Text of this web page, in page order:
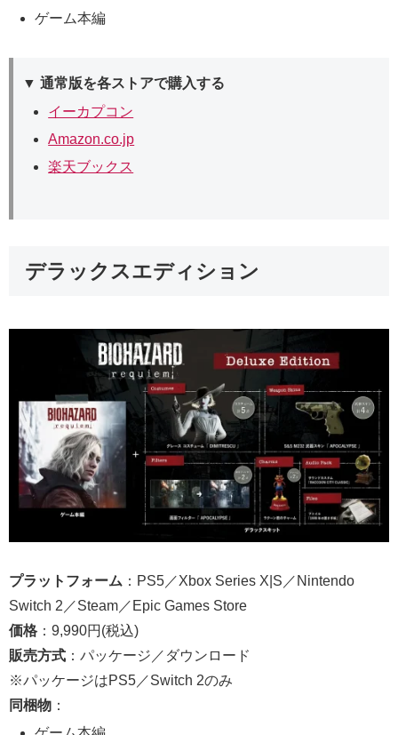
ゲーム本編
▼ 通常版を各ストアで購入する
イーカプコン
Amazon.co.jp
楽天ブックス
デラックスエディション
プラットフォーム ：PS5／Xbox Series X|S／Nintendo
Switch 2／Steam／Epic Games Store
価格 ：9,990円(税込)
販売方式 ：パッケージ／ダウンロード
※パッケージはPS5／Switch 2のみ
同梱物 ：